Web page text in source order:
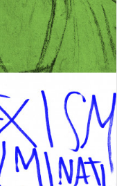
CH
2021
CH
2021
CH
2021